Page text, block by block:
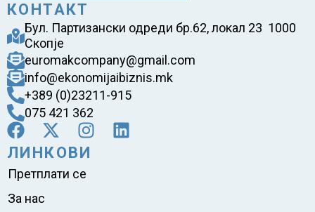
КОНТАКТ
Бул. Партизански одреди бр.62, локал 23 1000
Скопје
euromakcompany@gmail.com
info@ekonomijaibiznis.mk
+389 (0)23211-915
075 421 362
ЛИНКОВИ
Претплати се
За нас